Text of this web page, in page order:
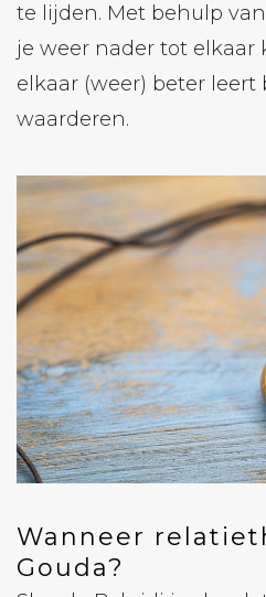
te lijden. Met behulp
je weer nader tot elkaar
elkaar (weer) beter leert
waarderen.
Wanneer
Gouda?